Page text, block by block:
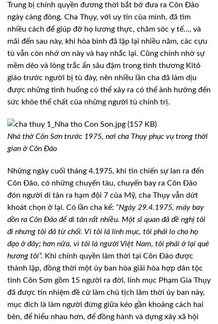
Trung bị chính quyền đương thời bắt bớ đưa ra Côn Đảo
ngày càng đông. Cha Thụy, với uy tín của mình, đã tìm
nhiều cách để giúp đỡ họ lương thực, chăm sóc y tế…, và
mãi đến sau này, khi hòa bình đã lập lại nhiều năm, các cựu
tù vẫn còn nhớ ơn này và hay nhắc lại. Cũng chính nhờ sự
mềm dẻo và lòng trắc ẩn sâu đậm trong tình thương Kitô
giáo trước người bị tù đày, nên nhiều lần cha đã làm dịu
được những tình huống có thể xảy ra có thể ảnh hưởng đến
sức khỏe thể chất của những người tù chính trị.
Nhà thờ Côn Sơn trước 1975, nơi cha Thụy phục vụ trong thời
gian ở Côn Đảo
Những ngày cuối tháng 4.1975, khi tin chiến sự lan ra đến
Côn Đảo, có những chuyến tàu, chuyến bay ra Côn Đảo
đón người di tản ra hạm đội 7 của Mỹ, cha Thụy vẫn dứt
khoát chọn ở lại. Có lần cha kể: “Ngày 29.4.1975, máy bay
dồn ra Côn Đảo để di tản rất nhiều. Một sĩ quan đã đề nghị tôi
đi nhưng tôi đã từ chối. Vì tôi là linh mục, tôi phải lo cho họ
đạo ở đây; hơn nữa, vì tôi là người Việt Nam, tôi phải ở lại quê
hương tôi”. Khi chính quyền lâm thời tại Côn Đảo được
thành lập, đồng thời một ủy ban hòa giải hòa hợp dân tộc
tỉnh Côn Sơn gồm 15 người ra đời, linh mục Phạm Gia Thụy
đã được tín nhiệm đề cử làm chủ tịch lâm thời ủy ban này,
mục đích là làm người đứng giữa kéo gần khoảng cách hai
bên, để hiểu nhau hơn, để đồng hành và dựng xây xã hội